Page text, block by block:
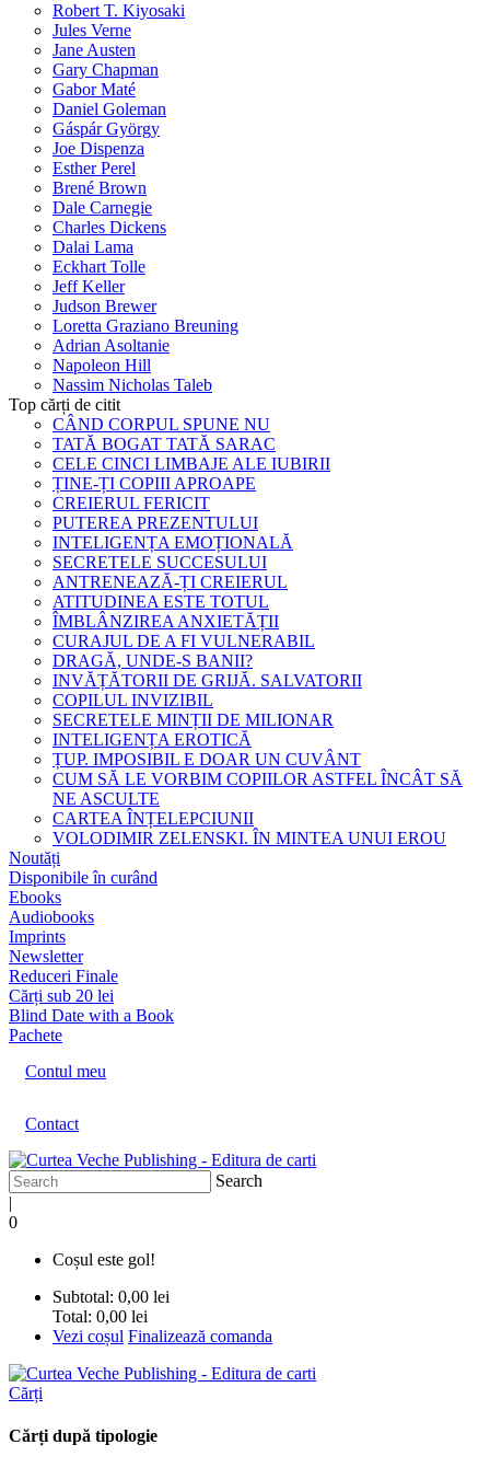
Robert T. Kiyosaki
Jules Verne
Jane Austen
Gary Chapman
Gabor Maté
Daniel Goleman
Gáspár György
Joe Dispenza
Esther Perel
Brené Brown
Dale Carnegie
Charles Dickens
Dalai Lama
Eckhart Tolle
Jeff Keller
Judson Brewer
Loretta Graziano Breuning
Adrian Asoltanie
Napoleon Hill
Nassim Nicholas Taleb
Top cărți de citit
CÂND CORPUL SPUNE NU
TATĂ BOGAT TATĂ SARAC
CELE CINCI LIMBAJE ALE IUBIRII
ȚINE-ȚI COPIII APROAPE
CREIERUL FERICIT
PUTEREA PREZENTULUI
INTELIGENȚA EMOȚIONALĂ
SECRETELE SUCCESULUI
ANTRENEAZĂ-ȚI CREIERUL
ATITUDINEA ESTE TOTUL
ÎMBLÂNZIREA ANXIETĂȚII
CURAJUL DE A FI VULNERABIL
DRAGĂ, UNDE-S BANII?
INVĂȚĂTORII DE GRIJĂ. SALVATORII
COPILUL INVIZIBIL
SECRETELE MINȚII DE MILIONAR
INTELIGENȚA EROTICĂ
ȚUP. IMPOSIBIL E DOAR UN CUVÂNT
CUM SĂ LE VORBIM COPIILOR ASTFEL ÎNCÂT SĂ
NE ASCULTE
CARTEA ÎNȚELEPCIUNII
VOLODIMIR ZELENSKI. ÎN MINTEA UNUI EROU
Noutăți
Disponibile în curând
Ebooks
Audiobooks
Imprints
Newsletter
Reduceri Finale
Cărți sub 20 lei
Blind Date with a Book
Pachete
Contul meu
Contact
Search
|
0
Coșul este gol!
Subtotal: 0,00 lei
Total: 0,00 lei
Vezi coșul Finalizează comanda
Cărți
Cărți după tipologie